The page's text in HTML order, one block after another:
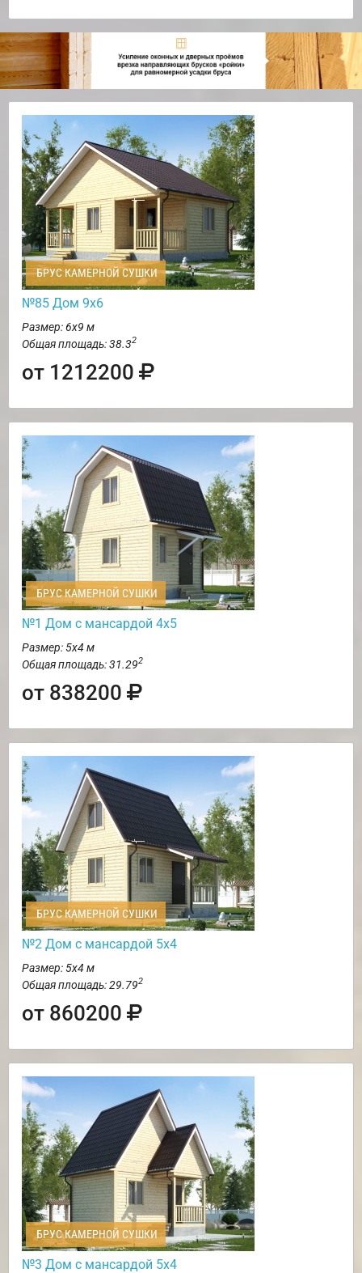
БРУС КАМЕРНОЙ СУШКИ
№85 Дом 9х6
Размер: 6х9 м
Общая площадь: 38.32
от 1212200
БРУС КАМЕРНОЙ СУШКИ
№1 Дом с мансардой 4х5
Размер: 5х4 м
Общая площадь: 31.292
от 838200
БРУС КАМЕРНОЙ СУШКИ
№2 Дом с мансардой 5х4
Размер: 5х4 м
Общая площадь: 29.792
от 860200
БРУС КАМЕРНОЙ СУШКИ
№3 Дом с мансардой 5х4